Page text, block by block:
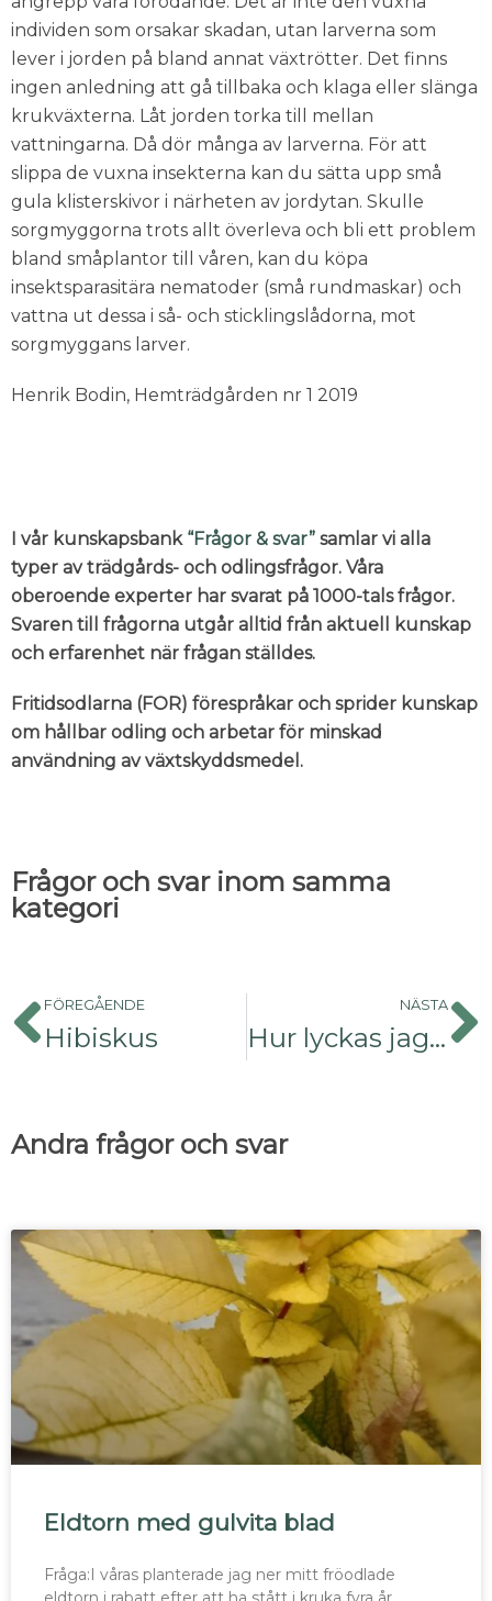
individen som orsakar skadan, utan larverna som
lever i jorden på bland annat växtrötter. Det finns
ingen anledning att gå tillbaka och klaga eller slänga
krukväxterna. Låt jorden torka till mellan
vattningarna. Då dör många av larverna. För att
slippa de vuxna insekterna kan du sätta upp små
gula klisterskivor i närheten av jordytan. Skulle
sorgmyggorna trots allt överleva och bli ett problem
bland småplantor till våren, kan du köpa
insektsparasitära nematoder (små rundmaskar) och
vattna ut dessa i så- och sticklingslådorna, mot
sorgmyggans larver.
Henrik Bodin, Hemträdgården nr 1 2019
I vår kunskapsbank “Frågor & svar” samlar vi alla
typer av trädgårds- och odlingsfrågor. Våra
oberoende experter har svarat på 1000-tals frågor.
Svaren till frågorna utgår alltid från aktuell kunskap
och erfarenhet när frågan ställdes.
Fritidsodlarna (FOR) förespråkar och sprider kunskap
om hållbar odling och arbetar för minskad
användning av växtskyddsmedel.
Frågor och svar inom samma
kategori
FÖREGÅENDE
Hibiskus
NÄSTA
Hur lyckas jag med dillen inne?
Andra frågor och svar
Eldtorn med gulvita blad
Fråga:I våras planterade jag ner mitt fröodlade